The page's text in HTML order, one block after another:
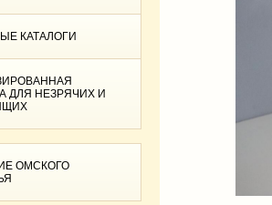
КАТАЛОГИ
ДЛЯ НЕЗРЯЧИХ И
ОМСКОГО